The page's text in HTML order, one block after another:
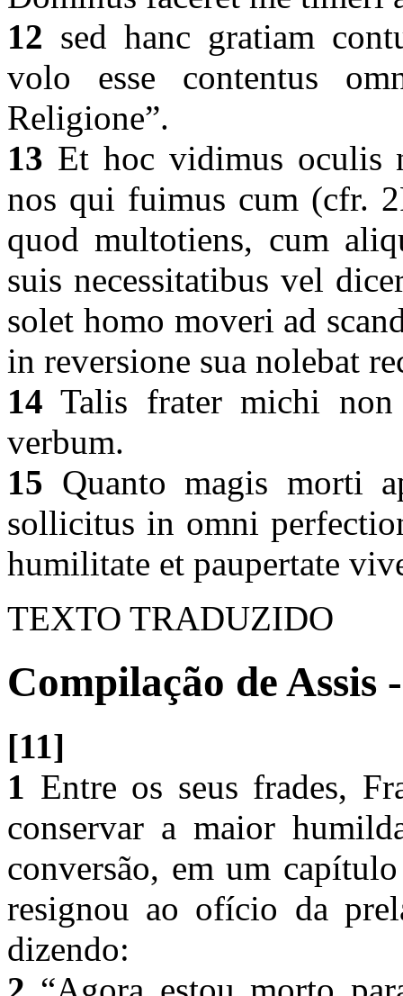
12 sed hanc gratiam
volo esse contentus
Religione”.
13 Et hoc vidimus oculis
nos qui fuimus cum (cfr.
quod multotiens, cum
suis necessitatibus vel
solet homo moveri ad
in reversione sua nolebat
14 Talis frater michi
verbum.
15 Quanto magis morti
sollicitus in omni
humilitate et paupertate
TEXTO TRADUZIDO
Compilação de Assis
[11]
1 Entre os seus frades,
conservar a maior
conversão, em um
resignou ao ofício da
dizendo: